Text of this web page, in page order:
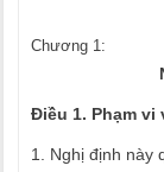
Chương 1:
Điều 1. Phạm
1. Nghị định này